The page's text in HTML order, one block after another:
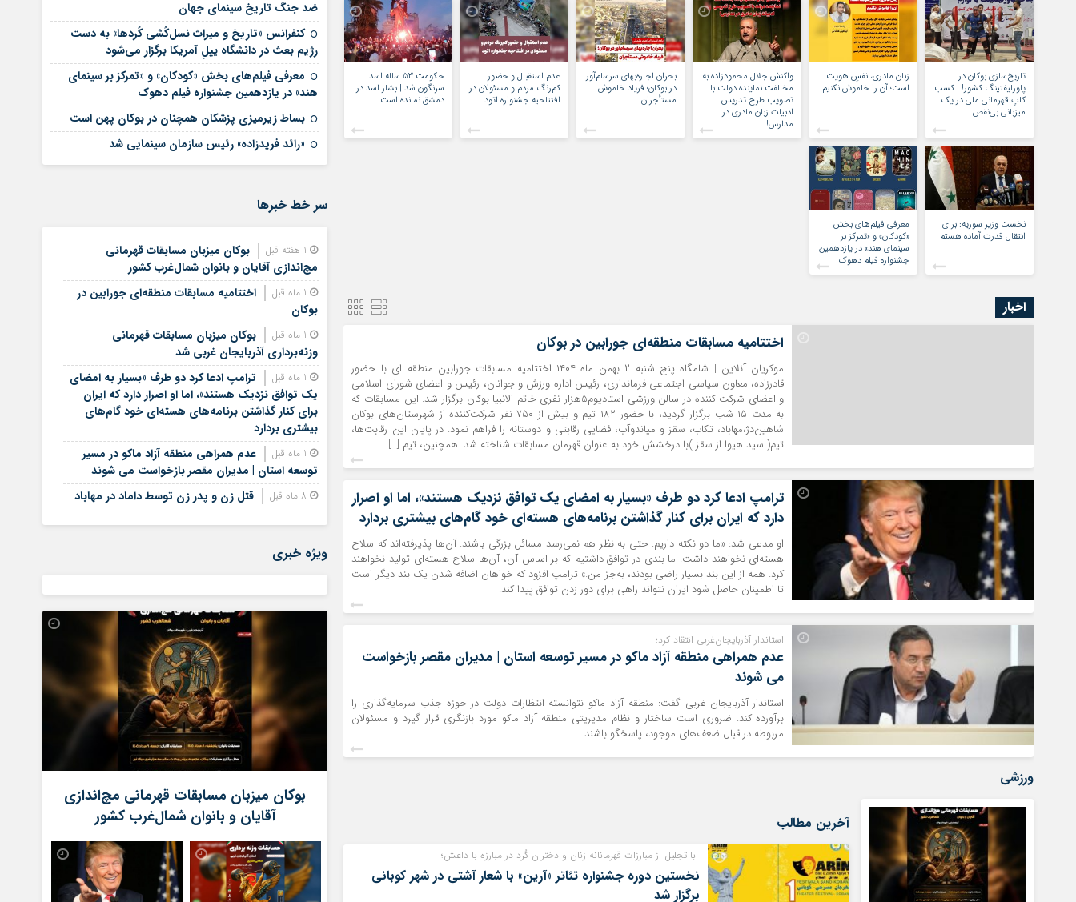
تاریخ‌سازی بوکان در
پاورلیفتینگ کشور! | کسب
کاپ قهرمانی ملی در یک
میزبانی بی‌نقص
زبان مادری، نفسِ هویت
است؛ آن را خاموش نکنیم
واکنش جلال محمودزاده به
مخالفت نماینده دولت با
تصویب طرح تدریس
ادبیات زبان مادری در
مدارس!
بحران اجاره‌بهای سرسام‌آور
در بوکان؛ فریاد خاموش
مستأجران
عدم استقبال و حضور
کم‌رنگ مردم و مسئولان در
افتتاحیه جشنواره اتود
حکومت ۵۳ ساله اسد
سرنگون شد | بشار اسد در
دمشق نمانده ‌است
نخست وزیر سوریه: برای
انتقال قدرت آماده هستم
معرفی فیلم‌های بخش
«کودکان» و «تمرکز بر
سینمای هند» در یازدهمین
جشنواره فیلم دهوک
اخبار
اختتامیه مسابقات منطقه‌ای جورابین در بوکان
موکریان آنلاین | شامگاه پنج شنبه ۲ بهمن ماه ۱۴۰۴ اختتامیه مسابقات جورابین منطقه ای با حضور
قادرزاده، معاون سیاسی اجتماعی فرمانداری، رئیس اداره ورزش و جوانان، رئیس و اعضای شورای اسلامی
و اعضای شرکت کننده در سالن ورزشی استادیوم۵هزار نفری خاتم الانبیا بوکان برگزار شد. این مسابقات که
به مدت ۱۵ شب برگزار گردید، با حضور ۱۸۲ تیم و بیش از ۷۵۰ نفر شرکت‌کننده از شهرستان‌های بوکان
شاهین‌دژ،مهاباد، تکاب، سقز و میاندوآب، فضایی رقابتی و دوستانه را فراهم نمود. در پایان این رقابت‌ها،
تیم( سید هیوا از سقز )با درخشش خود به عنوان قهرمان مسابقات شناخته شد. همچنین، تیم […]
ترامپ ادعا کرد دو طرف «بسیار به امضای یک توافق نزدیک هستند»، اما او اصرار
دارد که ایران برای کنار گذاشتن برنامه‌های هسته‌ای خود گام‌های بیشتری بردارد
او مدعی شد: «ما دو نکته داریم. حتی به نظر هم نمی‌رسد مسائل بزرگی باشند. آن‌ها پذیرفته‌اند که سلاح
هسته‌ای نخواهند داشت. ما بندی در توافق داشتیم که بر اساس آن، آن‌ها سلاح هسته‌ای تولید نخواهند
کرد. همه از این بند بسیار راضی بودند، به‌جز من.» ترامپ افزود که خواهان اضافه شدن یک بند دیگر است
تا اطمینان حاصل شود ایران نتواند راهی برای دور زدن توافق پیدا کند.
استاندار آذربایجان‌غربی انتقاد کرد؛
عدم همراهی منطقه آزاد ماکو در مسیر توسعه استان | مدیران مقصر بازخواست
می شوند
استاندار آذربایجان غربی گفت: منطقه آزاد ماکو نتوانسته انتظارات دولت در حوزه جذب سرمایه‌گذاری را
برآورده کند. ضروری است ساختار و نظام مدیریتی منطقه آزاد ماکو مورد بازنگری قرار گیرد و مسئولان
مربوطه در قبال ضعف‌های موجود، پاسخگو باشند.
آخرین مطالب
با تجلیل از مبارزات قهرمانانه زنان و دختران کُرد در مبارزه با داعش؛
نخستین دوره جشنواره تئاتر «آرین» با شعار آشتی در شهر کوبانی
برگزار شد
ورزشی
ضد جنگ تاریخ سینمای جهان
کنفرانس «تاریخ و میراث نسل‌کُشی کُردها» به دست
رژیم بعث در دانشگاه ییلِ آمریکا برگزار می‌شود
معرفی فیلم‌های بخش «کودکان» و «تمرکز بر سینمای
هند» در یازدهمین جشنواره فیلم دهوک
بساط زیرمیزی پزشکان همچنان در بوکان پهن است️
«رائد فریدزاده» رئیس سازمان سینمایی شد
سر خط خبرها
1 هفته قبل
بوکان میزبان مسابقات قهرمانی
مچ‌اندازی آقایان و بانوان شمال‌غرب کشور
1 ماه قبل
اختتامیه مسابقات منطقه‌ای جورابین در
بوکان
1 ماه قبل
بوکان میزبان مسابقات قهرمانی
وزنه‌برداری آذربایجان غربی شد
1 ماه قبل
ترامپ ادعا کرد دو طرف «بسیار به امضای
یک توافق نزدیک هستند»، اما او اصرار دارد که ایران
برای کنار گذاشتن برنامه‌های هسته‌ای خود گام‌های
بیشتری بردارد
1 ماه قبل
عدم همراهی منطقه آزاد ماکو در مسیر
توسعه استان | مدیران مقصر بازخواست می شوند
8 ماه قبل قتل زن و پدر زن توسط داماد در مهاباد
ویژه خبری
بوکان میزبان مسابقات قهرمانی مچ‌اندازی
آقایان و بانوان شمال‌غرب کشور